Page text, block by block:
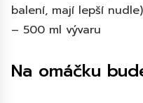
balení, mají lepší nudle)
– 500 ml vývaru
Na omáčku